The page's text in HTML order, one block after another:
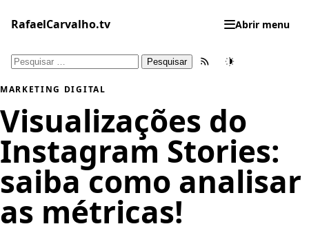
para
conteúdo
RafaelCarvalho.tv Abrir menu
Pesquisar
Feed RSSTema
MARKETING DIGITAL
Visualizações do
Instagram Stories:
saiba como analisar
as métricas!